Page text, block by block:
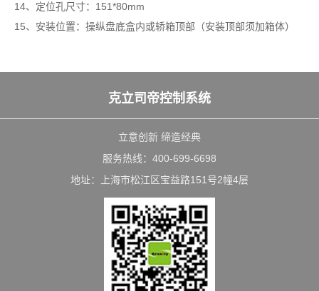
14、定位孔尺寸：151*80mm
15、安装位置：操纵盘底盒内或轿箱顶部（安装顶部须加箱体）
克立司帝控制系统
立意创新 缔造经典
服务热线：400-699-6698
地址：上海市松江区宝益路151号2幢4层